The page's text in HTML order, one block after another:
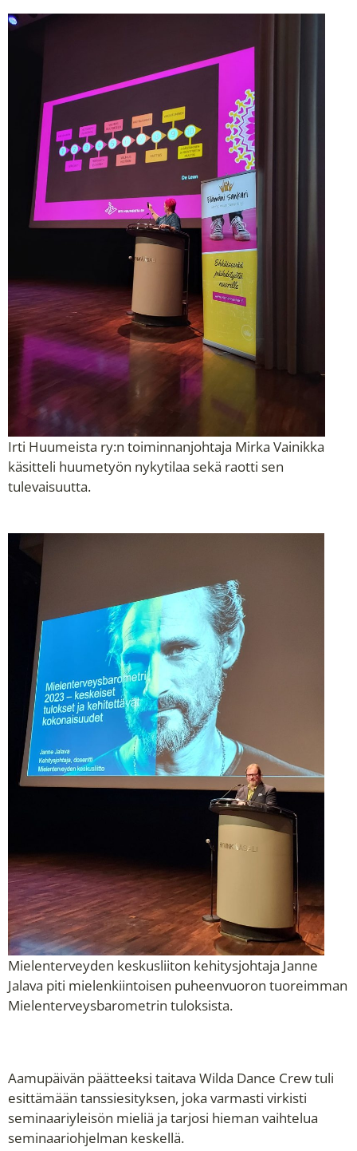
Irti Huumeista ry:n toiminnanjohtaja Mirka Vainikka
käsitteli huumetyön nykytilaa sekä raotti sen
tulevaisuutta.
Mielenterveyden keskusliiton kehitysjohtaja Janne
Jalava piti mielenkiintoisen puheenvuoron tuoreimman
Mielenterveysbarometrin tuloksista.
Aamupäivän päätteeksi taitava Wilda Dance Crew tuli
esittämään tanssiesityksen, joka varmasti virkisti
seminaariyleisön mieliä ja tarjosi hieman vaihtelua
seminaariohjelman keskellä.